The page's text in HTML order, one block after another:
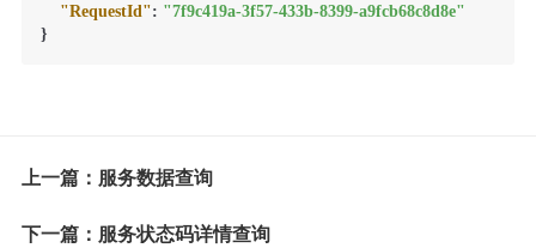
"RequestId": "7f9c419a-3f57-433b-8399-a9fcb68c8d8e"
}
上一篇：服务数据查询
下一篇：服务状态码详情查询